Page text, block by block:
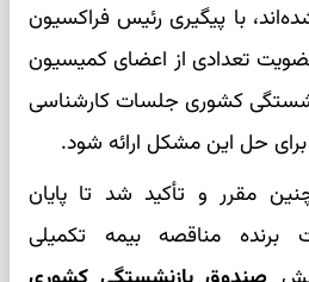
با پیگیری رئیس فراکسیون
تعدادی از اعضای کمیسیون
کشوری جلسات کارشناسی
حل این مشکل ارائه شود.
مقرر و تأکید شد تا پایان
۱۴۰۵ شرکت برنده مناقصه بیمه تکمیلی